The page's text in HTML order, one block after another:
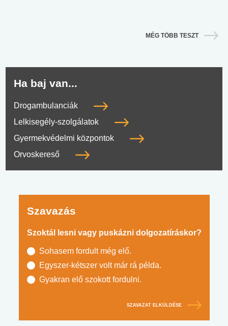
MÉG TÖBB TESZT
Ha baj van...
Drogambulanciák
Lelkisegély-szolgálatok
Gyermekvédelmi központok
Orvoskereső
Szavazás
Szoktál lesni vagy puskázni dolgozatíráskor?
Sohasem fordult még elő.
Egyszer-kétszer volt már rá példa.
Gyakran elő szokott fordulni.
SZAVAZAT ELKÜLDÉSE